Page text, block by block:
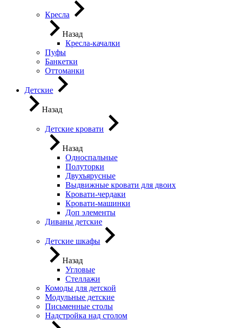
Кресла
Назад
Кресла-качалки
Пуфы
Банкетки
Оттоманки
Детские
Назад
Детские кровати
Назад
Односпальные
Полуторки
Двухъярусные
Выдвижные кровати для двоих
Кровати-чердаки
Кровати-машинки
Доп элементы
Диваны детские
Детские шкафы
Назад
Угловые
Стеллажи
Комоды для детской
Модульные детские
Письменные столы
Надстройка над столом